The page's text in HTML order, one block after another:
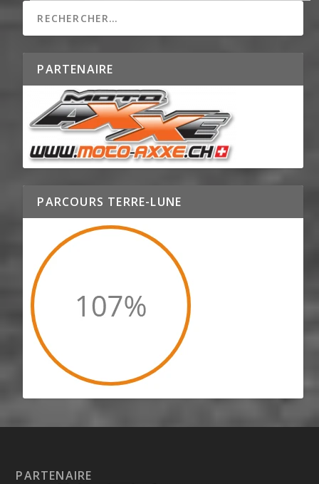
PARTENAIRE
PARCOURS TERRE-LUNE
PARTENAIRE